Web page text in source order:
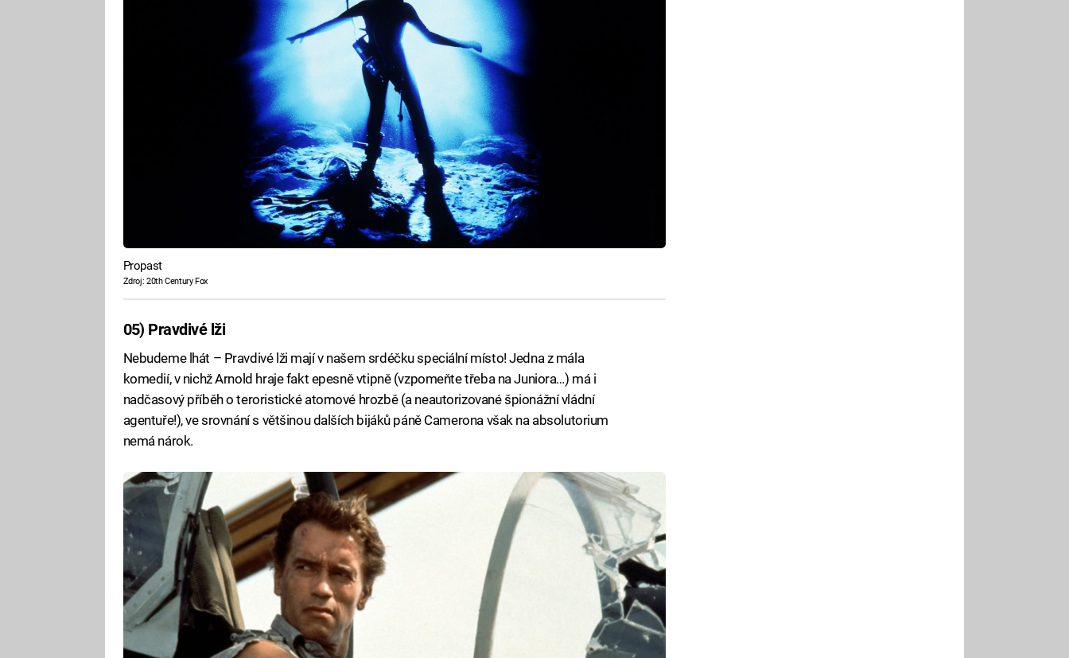
Propast
Zdroj: 20th Century Fox
05) Pravdivé lži
Nebudeme lhát – Pravdivé lži mají v našem srdéčku speciální místo! Jedna z mála
komedií, v nichž Arnold hraje fakt epesně vtipně (vzpomeňte třeba na Juniora…) má i
nadčasový příběh o teroristické atomové hrozbě (a neautorizované špionážní vládní
agentuře!), ve srovnání s většinou dalších bijáků páně Camerona však na absolutorium
nemá nárok.